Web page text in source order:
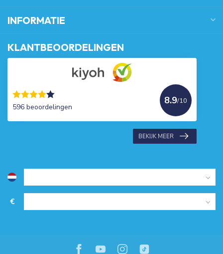
INFORMATIE
KLANTBEOORDELINGEN
596 beoordelingen
8.9/10
BEKIJK MEER
€